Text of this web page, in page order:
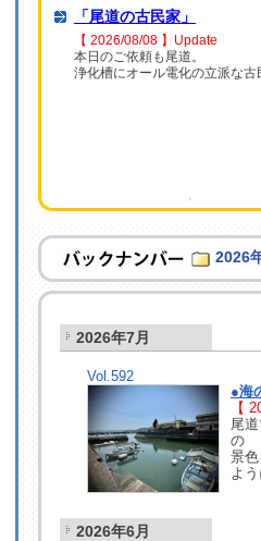
「尾道の古民家」
【 2026/08/08 】Update
本日のご依頼も尾道。
浄化槽にオール電化の立派な
2026
2026年7月
Vol.592
●海
【
尾
の
景
よ
2026年6月